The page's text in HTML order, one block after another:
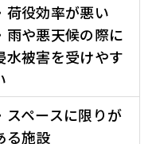
荷役効率が悪い
雨や悪天候の際に
水被害を受けやす
スペースに限りが
る施設